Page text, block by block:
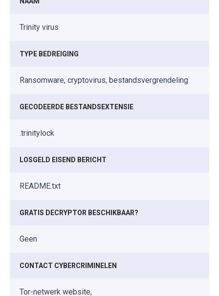
Trinity virus
TYPE BEDREIGING
Ransomware, cryptovirus, bestandsvergrendeling
GECODEERDE BESTANDSEXTENSIE
.trinitylock
LOSGELD EISEND BERICHT
README.txt
GRATIS DECRYPTOR BESCHIKBAAR?
Geen
CONTACT CYBERCRIMINELEN
Tor-netwerk website,